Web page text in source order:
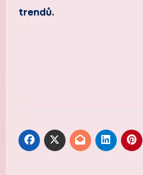
trendů.